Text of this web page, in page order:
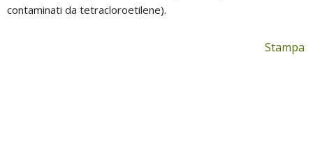
contaminati da tetracloroetilene).
Stampa